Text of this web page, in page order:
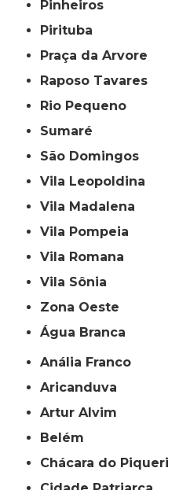
Pinheiros
Pirituba
Praça da Arvore
Raposo Tavares
Rio Pequeno
Sumaré
São Domingos
Vila Leopoldina
Vila Madalena
Vila Pompeia
Vila Romana
Vila Sônia
Zona Oeste
Água Branca
Anália Franco
Aricanduva
Artur Alvim
Belém
Chácara do Piqueri